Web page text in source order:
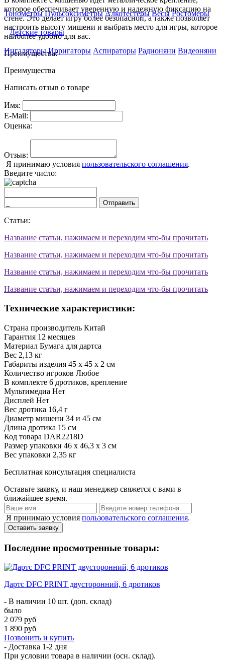
Тонометры Пульсоксиметры Алкотестеры Весы Ростомеры
Детские товары
Ингаляторы Ирригаторы Аспираторы Радионяни Видеоняни
которое обеспечивает уверенную и надежную фиксацию на
стене. Это делает игру более безопасной, а также позволяет
настроить высоту мишени и выбрать место для игры, которое
наиболее удобно для вас.
Преимущества:
Преимущества
Написать отзыв о товаре
Имя:
E-Mail:
Оценка:
Отзыв:
Я принимаю условия пользовательского соглашения.
Введите число:
Отправить
Статьи:
Название статьи, нажимаем и переходим что-бы прочитать
Название статьи, нажимаем и переходим что-бы прочитать
Название статьи, нажимаем и переходим что-бы прочитать
Название статьи, нажимаем и переходим что-бы прочитать
Технические характеристики:
Страна производитель Китай
Гарантия 12 месяцев
Материал Бумага для дартса
Вес 2,13 кг
Габариты изделия 45 х 45 х 2 см
Количество игроков Любое
В комплекте 6 дротиков, крепление
Мультимедиа Нет
Дисплей Нет
Вес дротика 16,4 г
Диаметр мишени 34 и 45 см
Длина дротика 15 см
Код товара DAR2218D
Размер упаковки 46 х 46,3 х 3 см
Вес упаковки 2,35 кг
Бесплатная консультация специалиста
Оставьте заявку, и наш менеджер свяжется с вами в
ближайшее время.
Я принимаю условия пользовательского соглашения.
Оставить заявку
Последние просмотренные товары:
Дартс DFC PRINT двусторонний, 6 дротиков
- В наличии 10 шт. (доп. склад)
было
2 079 руб
1 890 руб
Позвонить и купить
- Доставка 1-2 дня
При условии товара в наличии (осн. склад).